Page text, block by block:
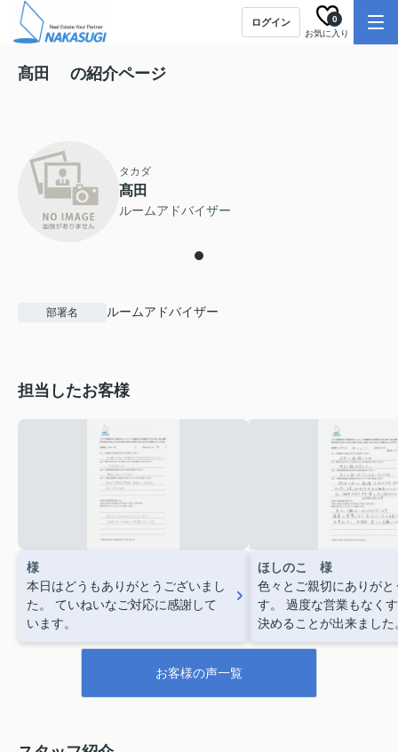
ログイン
お気に入り
0
髙田 の紹介ページ
タカダ
髙田
ルームアドバイザー
部署名 ルームアドバイザー
担当したお客様
様
本日はどうもありがとうございまし
た。
ていねいなご対応に感謝して
います。
ほしのこ 様
色々とご親切にありがと
す。
過度な営業もなく
決めることが出来ました
共、宜しくお願いします
お客様の声一覧